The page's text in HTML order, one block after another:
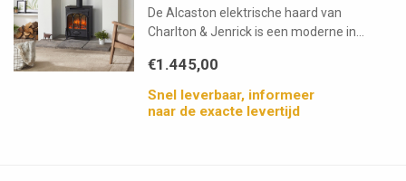
De Alcaston elektrische haard van
Charlton & Jenrick is een moderne in...
€1.445,00
Snel leverbaar, informeer
naar de exacte levertijd